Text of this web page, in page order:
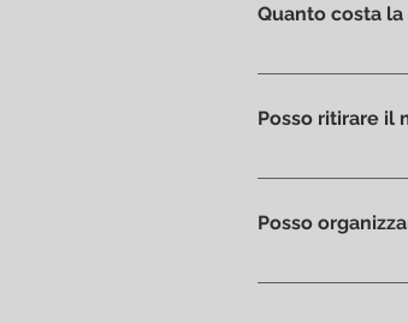
Quanto costa
I costi di
Posso ritirare il
Certamente, se
Posso
Si; se vuoi